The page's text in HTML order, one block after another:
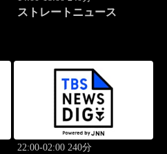
ストレートニュース
22:00-02:00 240分